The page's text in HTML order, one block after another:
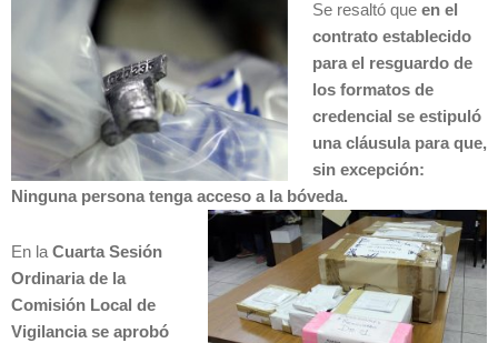
Se resaltó queen el
contrato establecido
para el resguardo de
los formatos de
credencial se estipuló
una cláusula para que,
sin excepción:
Ninguna persona tenga acceso a la bóveda.
En la Cuarta Sesión
Ordinaria de la
Comisión Local de
Vigilancia se aprobó